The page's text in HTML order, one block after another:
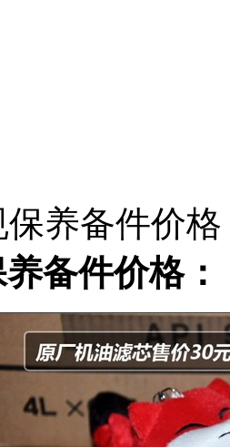
养备件价格
备件价格：